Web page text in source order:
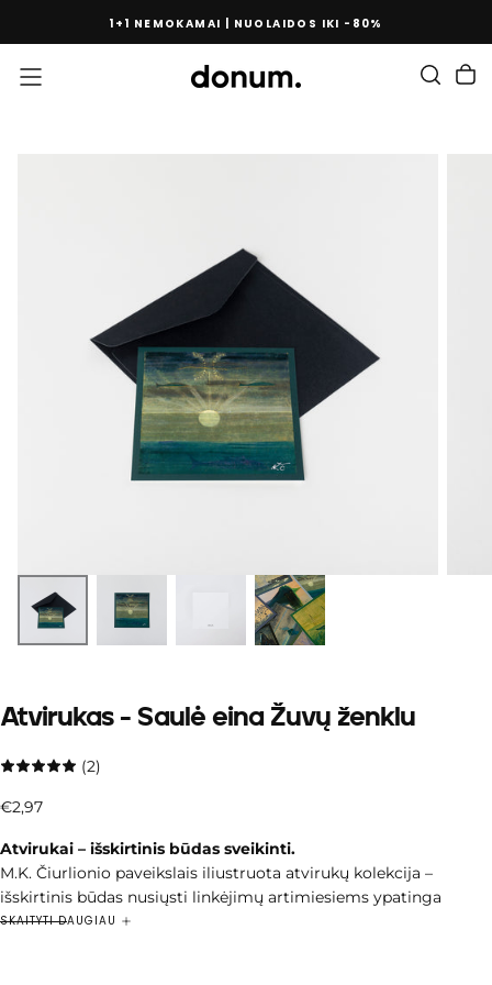
TURINIO
1+1 NEMOKAMAI | NUOLAIDOS IKI -80%
Atvirukas - Saulė eina Žuvų ženklu
(2)
€2,97
Įprasta
€2,97
Atvirukai – išskirtinis būdas sveikinti.
M.K. Čiurlionio paveikslais iliustruota atvirukų kolekcija –
išskirtinis būdas nusiųsti linkėjimų artimiesiems ypatinga
proga.
SKAITYTI DAUGIAU